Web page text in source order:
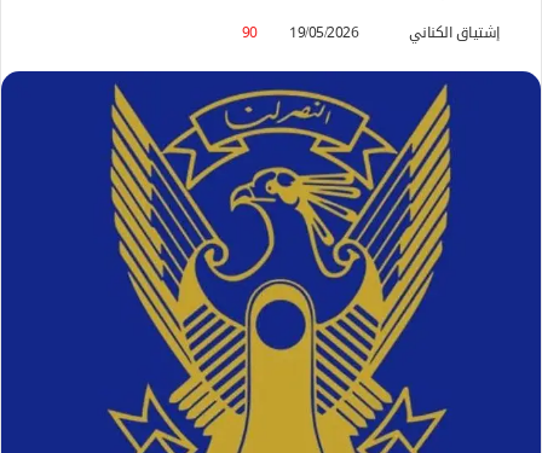
إشتياق الكناني
ب
ر
ي
د
ا
إ
ل
ك
ت
ر
و
19/05/2026
90